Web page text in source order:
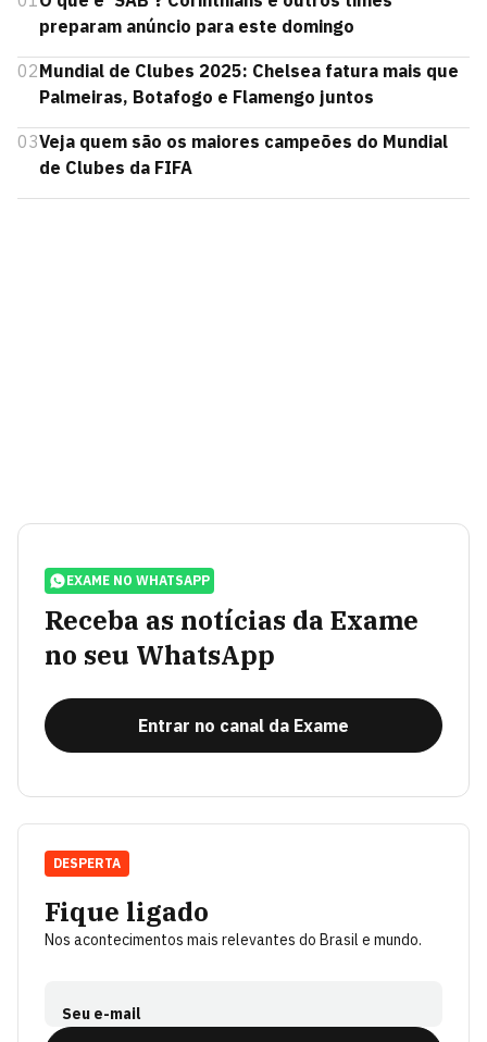
preparam anúncio para este domingo
02Mundial de Clubes 2025: Chelsea fatura mais que
Palmeiras, Botafogo e Flamengo juntos
03Veja quem são os maiores campeões do Mundial
de Clubes da FIFA
EXAME NO WHATSAPP
Receba as notícias da Exame
no seu WhatsApp
Entrar no canal da Exame
Fique ligado
Nos acontecimentos mais relevantes do Brasil e mundo.
Seu e-mail
DESPERTA